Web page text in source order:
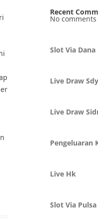
Recent
No
Slot Via Dana
Live Draw Sdy
Live Draw
Pengeluaran
Live Hk
Slot Via Pulsa